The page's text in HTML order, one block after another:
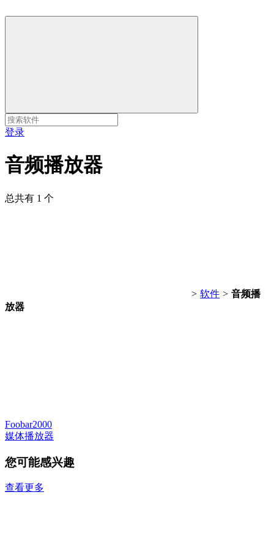
登录
音频播放器
总共有 1 个
> 软件 > 音频播
放器
Foobar2000
媒体播放器
您可能感兴趣
查看更多